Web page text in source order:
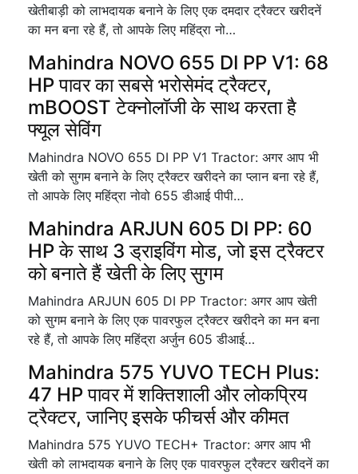
खेतीबाड़ी को लाभदायक बनाने के लिए एक दमदार ट्रैक्टर खरीदनें
का मन बना रहे हैं, तो आपके लिए महिंद्रा नो…
Mahindra NOVO 655 DI PP V1: 68
HP पावर का सबसे भरोसेमंद ट्रैक्टर,
mBOOST टेक्नोलॉजी के साथ करता है
फ्यूल सेविंग
Mahindra NOVO 655 DI PP V1 Tractor: अगर आप भी
खेती को सुगम बनाने के लिए ट्रैक्टर खरीदने का प्लान बना रहे हैं,
तो आपके लिए महिंद्रा नोवो 655 डीआई पीपी…
Mahindra ARJUN 605 DI PP: 60
HP के साथ 3 ड्राइविंग मोड, जो इस ट्रैक्टर
को बनाते हैं खेती के लिए सुगम
Mahindra ARJUN 605 DI PP Tractor: अगर आप खेती
को सुगम बनाने के लिए एक पावरफुल ट्रैक्टर खरीदने का मन बना
रहे हैं, तो आपके लिए महिंद्रा अर्जुन 605 डीआई…
Mahindra 575 YUVO TECH Plus:
47 HP पावर में शक्तिशाली और लोकप्रिय
ट्रैक्टर, जानिए इसके फीचर्स और कीमत
Mahindra 575 YUVO TECH+ Tractor: अगर आप भी
खेती को लाभदायक बनाने के लिए एक पावरफुल ट्रैक्टर खरीदनें का